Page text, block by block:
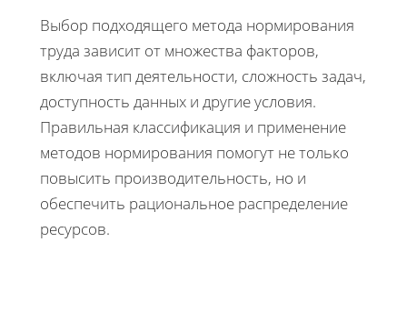
Выбор подходящего метода нормирования
труда зависит от множества факторов,
включая тип деятельности, сложность задач,
доступность данных и другие условия.
Правильная классификация и применение
методов нормирования помогут не только
повысить производительность, но и
обеспечить рациональное распределение
ресурсов.